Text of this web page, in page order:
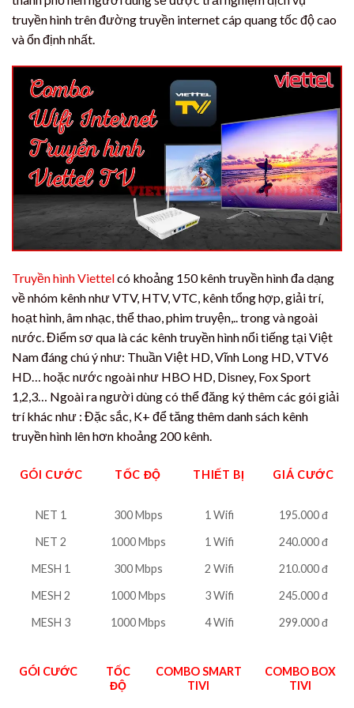
truyền hình trên đường truyền internet cáp quang tốc độ cao
và ổn định nhất.
Truyền hình Viettelcó khoảng 150 kênh truyền hình đa dạng
về nhóm kênh như VTV, HTV, VTC, kênh tổng hợp, giải trí,
hoạt hình, âm nhạc, thể thao, phim truyện,.. trong và ngoài
nước. Điểm sơ qua là các kênh truyền hình nổi tiếng tại Việt
Nam đáng chú ý như: Thuần Việt HD, Vĩnh Long HD, VTV6
HD… hoặc nước ngoài như HBO HD, Disney, Fox Sport
1,2,3… Ngoài ra người dùng có thể đăng ký thêm các gói giải
trí khác như : Đặc sắc, K+ để tăng thêm danh sách kênh
truyền hình lên hơn khoảng 200 kênh.
GÓI CƯỚC TỐC ĐỘ THIẾT BỊ GIÁ CƯỚC
NET 1 300 Mbps 1 Wifi
195.000 đ
NET 2
1000 Mbps 1 Wifi
240.000 đ
MESH 1
300 Mbps 2 Wifi
210.000 đ
MESH 2
1000 Mbps 3 Wifi
245.000 đ
MESH 3
1000 Mbps 4 Wifi 299.000 đ
GÓI CƯỚC
TỐC
ĐỘ
COMBO SMART
TIVI
COMBO BOX
TIVI